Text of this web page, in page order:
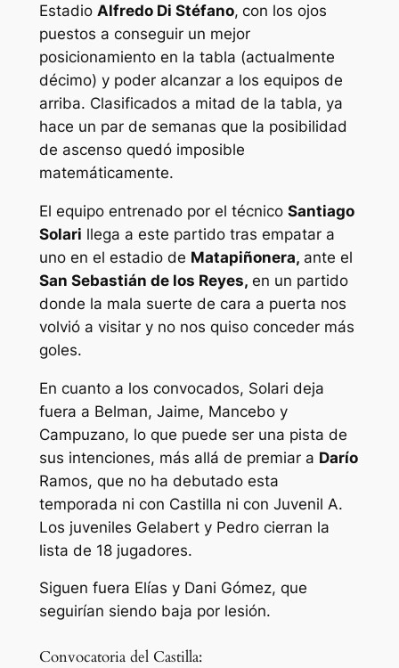
Estadio Alfredo Di Stéfano, con los ojos
puestos a conseguir un mejor
posicionamiento en la tabla (actualmente
décimo) y poder alcanzar a los equipos de
arriba. Clasificados a mitad de la tabla, ya
hace un par de semanas que la posibilidad
de ascenso quedó imposible
matemáticamente.
El equipo entrenado por el técnico Santiago
Solari llega a este partido tras empatar a
uno en el estadio de Matapiñonera, ante el
San Sebastián de los Reyes, en un partido
donde la mala suerte de cara a puerta nos
volvió a visitar y no nos quiso conceder más
goles.
En cuanto a los convocados, Solari deja
fuera a Belman, Jaime, Mancebo y
Campuzano, lo que puede ser una pista de
sus intenciones, más allá de premiar a Darío
Ramos, que no ha debutado esta
temporada ni con Castilla ni con Juvenil A.
Los juveniles Gelabert y Pedro cierran la
lista de 18 jugadores.
Siguen fuera Elías y Dani Gómez, que
seguirían siendo baja por lesión.
Convocatoria del Castilla: